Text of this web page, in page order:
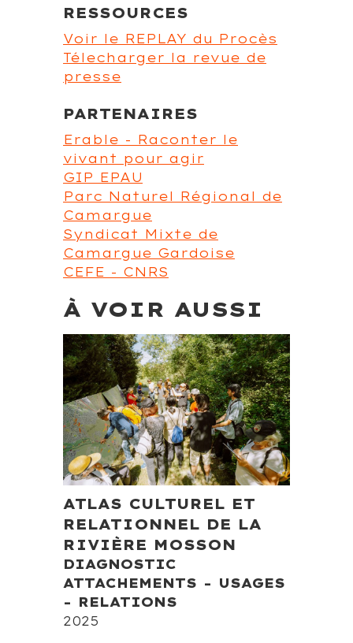
RESSOURCES
Voir le REPLAY du Procès
Télecharger la revue de
presse
PARTENAIRES
Erable - Raconter le
vivant pour agir
GIP EPAU
Parc Naturel Régional de
Camargue
Syndicat Mixte de
Camargue Gardoise
CEFE - CNRS
À VOIR AUSSI
ATLAS CULTUREL ET
RELATIONNEL DE LA
RIVIÈRE MOSSON
DIAGNOSTIC
ATTACHEMENTS - USAGES
- RELATIONS
2025